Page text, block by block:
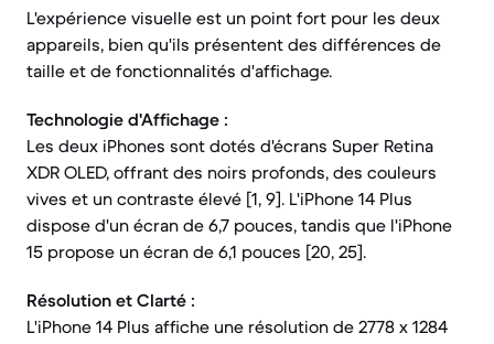
L'expérience visuelle est un point fort pour les deux
appareils, bien qu'ils présentent des différences de
taille et de fonctionnalités d'affichage.
Technologie d'Affichage :
Les deux iPhones sont dotés d'écrans Super Retina
XDR OLED, offrant des noirs profonds, des couleurs
vives et un contraste élevé [1, 9]. L'iPhone 14 Plus
dispose d'un écran de 6,7 pouces, tandis que l'iPhone
15 propose un écran de 6,1 pouces [20, 25].
Résolution et Clarté :
L'iPhone 14 Plus affiche une résolution de 2778 x 1284